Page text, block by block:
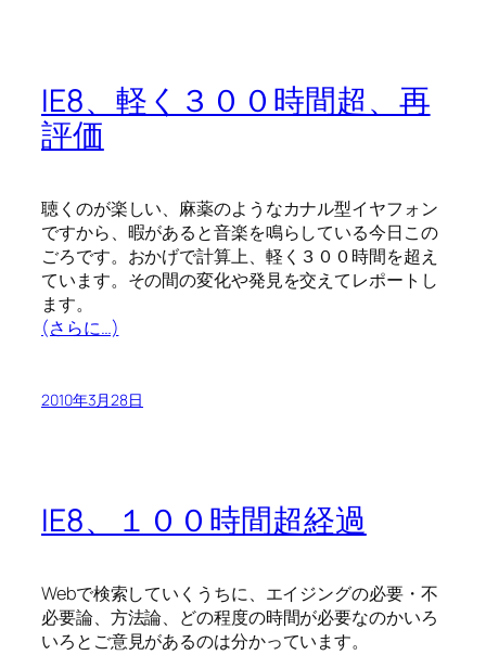
IE8、軽く３００時間超、再
評価
聴くのが楽しい、麻薬のようなカナル型イヤフォン
ですから、暇があると音楽を鳴らしている今日この
ごろです。おかげで計算上、軽く３００時間を超え
ています。その間の変化や発見を交えてレポートし
ます。
(さらに…)
2010年3月28日
IE8、１００時間超経過
Webで検索していくうちに、エイジングの必要・不
必要論、方法論、どの程度の時間が必要なのかいろ
いろとご意見があるのは分かっています。